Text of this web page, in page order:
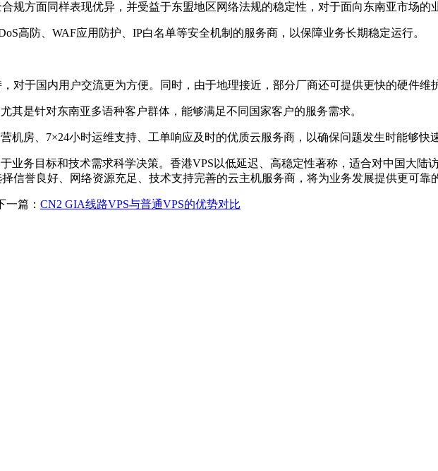
方面同样表现优异，并受益于东盟地区网络法规的稳定性，对于面向东南亚市场的
防、WAF应用防护、IP白名单等安全机制的服务商，以保障业务长期稳定运行。
于国内用户交流更为方便。同时，由于地理接近，部分厂商还可提供更快的硬件维
是针对东南亚多语种客户群体，能够满足不同国家客户的服务需求。
房、7×24小时运维支持、工单响应及时的优质云服务商，以确保问题发生时能够快速
务目标和技术需求科学决策。香港VPS以低延迟、高稳定性著称，适合对中国大陆
信誉良好、网络资源充足、技术支持完善的云主机服务商，将为业务发展提供更可靠
一篇： CN2 GIA线路VPS与普通VPS的优势对比